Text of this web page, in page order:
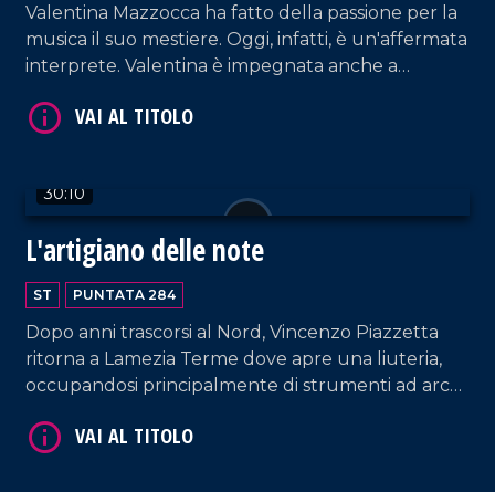
Valentina Mazzocca ha fatto della passione per la
musica il suo mestiere. Oggi, infatti, è un'affermata
interprete. Valentina è impegnata anche a
non solo attenzioni tecniche ma anche umane.
30:10
L'artigiano delle note
ST PUNTATA 284
Dopo anni trascorsi al Nord, Vincenzo Piazzetta
ritorna a Lamezia Terme dove apre una liuteria,
occupandosi principalmente di strumenti ad arco
ricerca sulla Lira calabrese.
VAI AL TITOLO